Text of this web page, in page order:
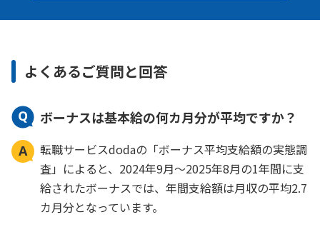
よくあるご質問と回答
ボーナスは基本給の何カ月分が平均ですか？
転職サービスdodaの「ボーナス平均支給額の実態調
査」によると、2024年9月〜2025年8月の1年間に支
給されたボーナスでは、年間支給額は月収の平均2.7
カ月分となっています。